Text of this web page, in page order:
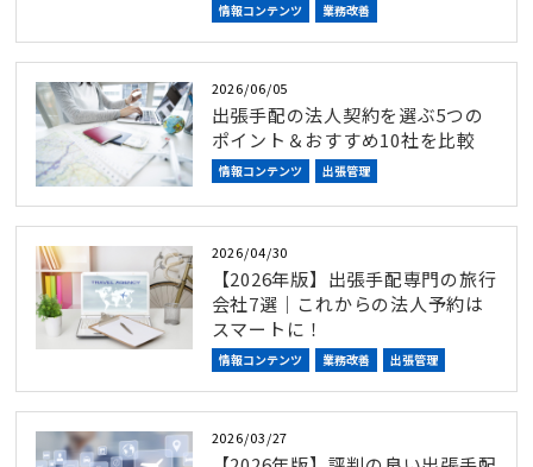
情報コンテンツ 業務改善
2026/06/05
出張手配の法人契約を選ぶ5つの
ポイント＆おすすめ10社を比較
情報コンテンツ 出張管理
2026/04/30
【2026年版】出張手配専門の旅行
会社7選｜これからの法人予約は
スマートに！
情報コンテンツ 業務改善 出張管理
2026/03/27